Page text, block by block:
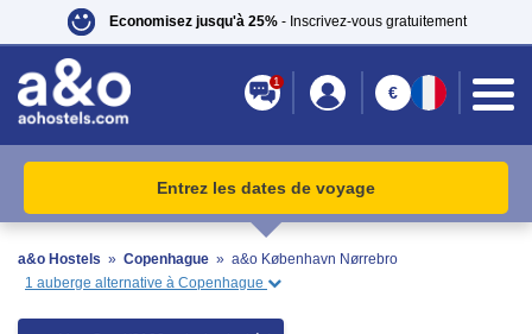
Economisez jusqu'à 25%- Inscrivez-vous gratuitement
1
€
Entrez les dates de voyage
a&o Hostels » Copenhague » a&o København Nørrebro
1 auberge alternative à Copenhague